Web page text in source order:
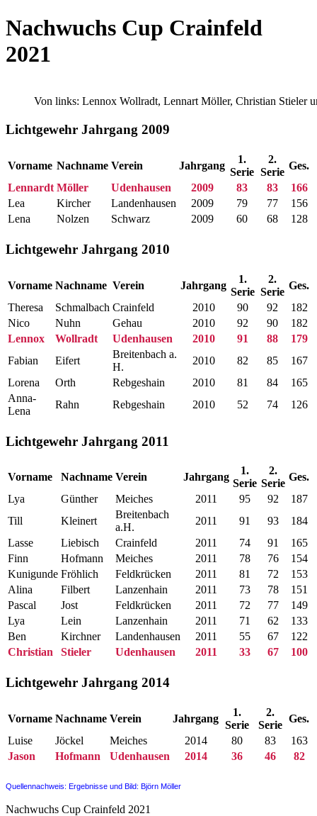
Nachwuchs Cup Crainfeld
2021
Von links: Lennox Wollradt, Lennart Möller, Christian Stieler
Lichtgewehr Jahrgang 2009
Vorname Nachname Verein Jahrgang
1.
Serie
2.
Serie
Ges.
Lennardt Möller Udenhausen 2009 83 83
166
Lea
Kircher Landenhausen 2009 79 77
156
Lena
Nolzen Schwarz 2009 60 68 128
Lichtgewehr Jahrgang 2010
Vorname Nachname Verein Jahrgang
1.
Serie
2.
Serie
Ges.
Theresa
Schmalbach Crainfeld 2010 90 92
182
Nico
Nuhn Gehau 2010 92 90
182
Lennox
Wollradt Udenhausen 2010 91 88
179
Fabian
Eifert
Breitenbach a.
H.
2010 82 85
167
Lorena
Orth Rebgeshain 2010 81 84
165
Anna-
Lena
Rahn Rebgeshain 2010 52 74 126
Lichtgewehr Jahrgang 2011
Vorname Nachname Verein Jahrgang
1.
Serie
2.
Serie
Ges.
Lya
Günther Meiches 2011 95 92
187
Till
Kleinert
Breitenbach
a.H.
2011 91 93
184
Lasse
Liebisch Crainfeld 2011 74 91
165
Finn
Hofmann Meiches 2011 78 76
154
Kunigunde Fröhlich Feldkrücken 2011 81 72
153
Alina
Filbert Lanzenhain 2011 73 78
151
Pascal
Jost Feldkrücken 2011 72 77
149
Lya
Lein Lanzenhain 2011 71 62
133
Ben
Kirchner Landenhausen 2011 55 67
122
Christian
Stieler Udenhausen 2011 33 67 100
Lichtgewehr Jahrgang 2014
Vorname Nachname Verein Jahrgang
1.
Serie
2.
Serie
Ges.
Luise
Jöckel Meiches 2014 80 83
163
Jason
Hofmann Udenhausen 2014 36 46 82
Quellennachweis: Ergebnisse und Bild: Björn Möller
Nachwuchs Cup Crainfeld 2021